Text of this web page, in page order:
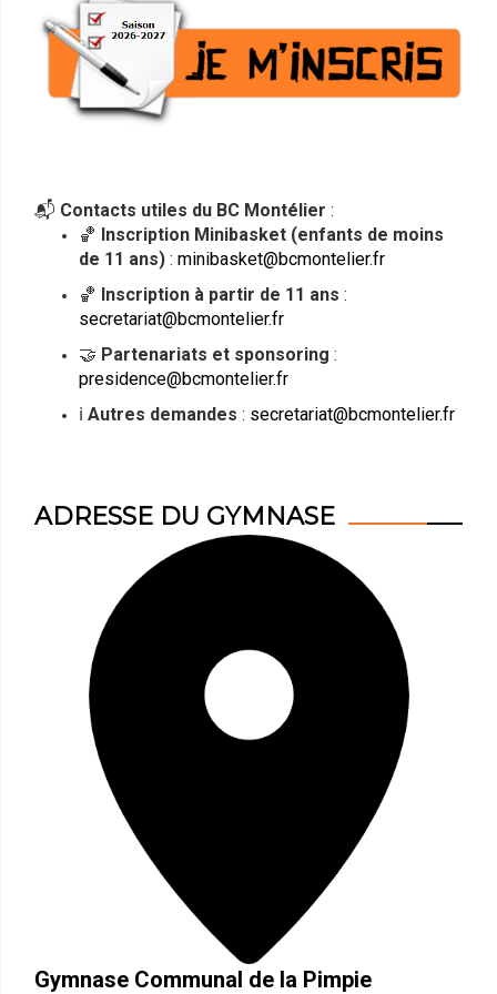
📬 Contacts utiles du BC Montélier :
🏀 Inscription Minibasket (enfants de moins
de 11 ans) : minibasket@bcmontelier.fr
🏀 Inscription à partir de 11 ans :
secretariat@bcmontelier.fr
🤝 Partenariats et sponsoring :
presidence@bcmontelier.fr
ℹ️ Autres demandes : secretariat@bcmontelier.fr
ADRESSE DU GYMNASE
Gymnase Communal de la Pimpie